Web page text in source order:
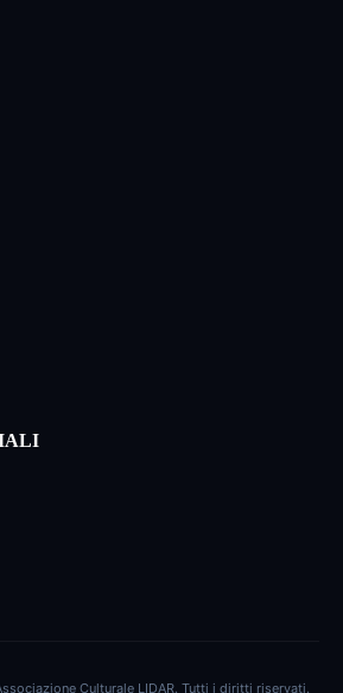
Culturale LIDAR. Tutti i diritti riservati.